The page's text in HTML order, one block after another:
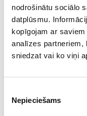
nodrošinātu sociālo
datplūsmu.
kopīgojam ar
analīzes partneriem,
sniedzat vai ko viņi
izvēle
Nepieciešams
Проба: 585,